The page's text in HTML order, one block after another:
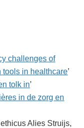
challenges of
in healthcare’
tolk in’
in de zorg en
Alies Struijs,